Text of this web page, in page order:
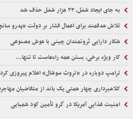
به جای ایجاد شغل، ۲۳ هزار شغل حذف شد
تلاش هدفمند برای اعمال فشار بر دولت «پدرو
شکار دارایی ثروتمندان چینی با هوش مصنوعی
کار ویژه برخی، بستن همه راه‌هاست تا تنها...
ترامپ دوباره در «تروث سوشال» اعلام پیروزی کرد
کلاهبرداری چهار همتی یک باند از متقاضیان
امنیت غذایی آمریکا در گرو تأمین کود شمیایی